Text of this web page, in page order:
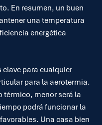
En resumen, un buen
una temperatura
energética
clave para cualquier
para la aerotermia.
térmico, menor será la
podrá funcionar la
Una casa bien